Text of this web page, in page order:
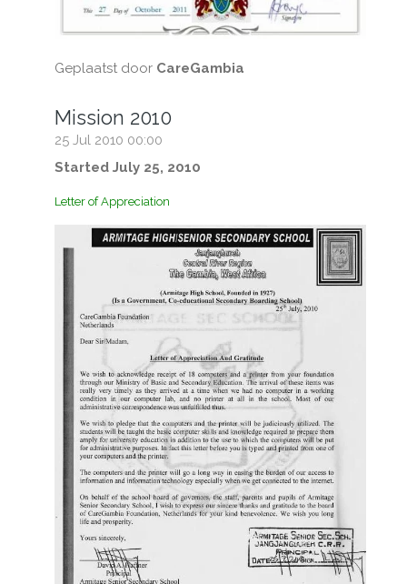
Geplaatst door CareGambia
Mission 2010
25 Jul 2010 00:00
Started July 25, 2010
Letter of Appreciation